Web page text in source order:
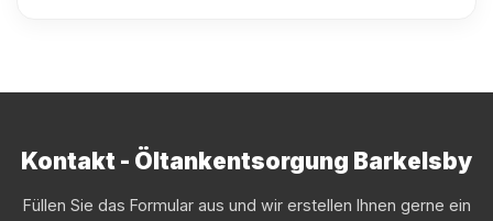
Kontakt - Öltankentsorgung Barkelsby
Füllen Sie das Formular aus und wir erstellen Ihnen gerne ein